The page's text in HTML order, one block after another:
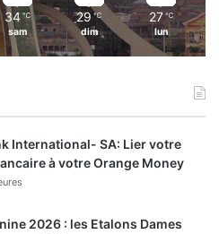
34 ℃
sam
29 ℃
dim
27 ℃
lun
International- SA: Lier votre
à votre Orange Money
2026 : les Etalons Dames